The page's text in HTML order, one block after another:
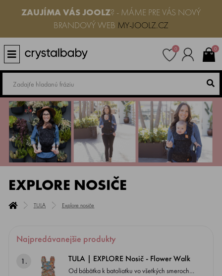
ZAUJÍMA VÁSJOOLZ? - MÁME PRE VÁS NOVÝ
BRANDOVÝ WEB MY-JOOLZ.CZ
0 0
EXPLORE NOSIČE
TULA Explore nosiče
Najpredávanejšie produkty
1. TULA | EXPLORE Nosič - Flower Walk
Od bábätka k batoliatku vo všetkých smeroch.